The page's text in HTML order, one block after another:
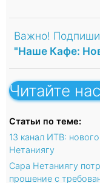
Важно!
"Наше Кафе:
Читайте
Статьи по теме:
13 канал ИТВ:
Нетаниягу
Сара Нетаниягу
прошение с